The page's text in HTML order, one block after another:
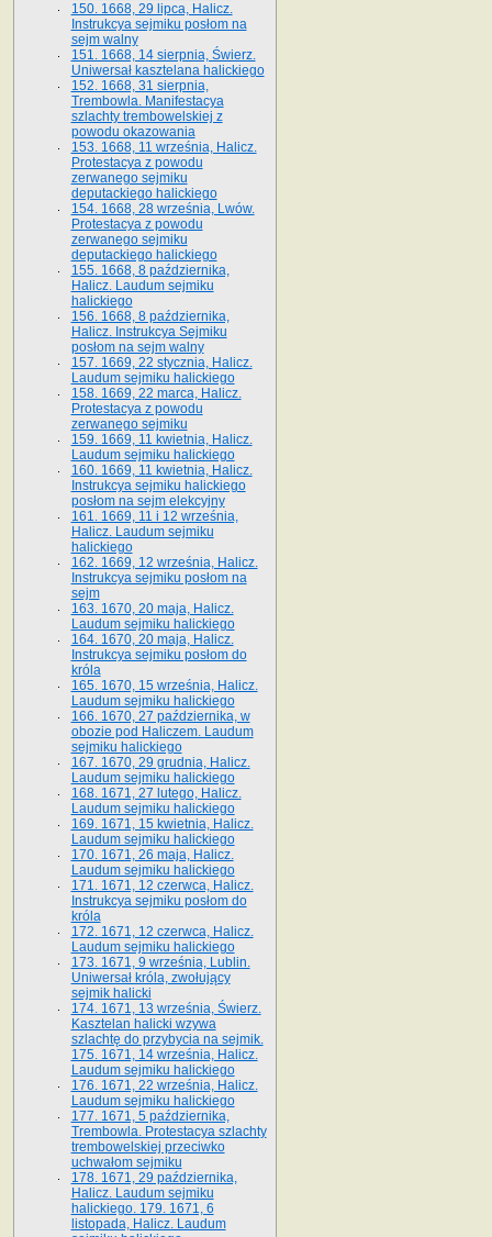
150. 1668, 29 lipca, Halicz.
Instrukcya sejmiku posłom na
sejm walny
151. 1668, 14 sierpnia, Świerz.
Uniwersał kasztelana halickiego
152. 1668, 31 sierpnia,
Trembowla. Manifestacya
szlachty trembowelskiej z
powodu okazowania
153. 1668, 11 września, Halicz.
Protestacya z powodu
zerwanego sejmiku
deputackiego halickiego
154. 1668, 28 września, Lwów.
Protestacya z powodu
zerwanego sejmiku
deputackiego halickiego
155. 1668, 8 października,
Halicz. Laudum sejmiku
halickiego
156. 1668, 8 października,
Halicz. Instrukcya Sejmiku
posłom na sejm walny
157. 1669, 22 stycznia, Halicz.
Laudum sejmiku halickiego
158. 1669, 22 marca, Halicz.
Protestacya z powodu
zerwanego sejmiku
159. 1669, 11 kwietnia, Halicz.
Laudum sejmiku halickiego
160. 1669, 11 kwietnia, Halicz.
Instrukcya sejmiku halickiego
posłom na sejm elekcyjny
161. 1669, 11 i 12 września,
Halicz. Laudum sejmiku
halickiego
162. 1669, 12 września, Halicz.
Instrukcya sejmiku posłom na
sejm
163. 1670, 20 maja, Halicz.
Laudum sejmiku halickiego
164. 1670, 20 maja, Halicz.
Instrukcya sejmiku posłom do
króla
165. 1670, 15 września, Halicz.
Laudum sejmiku halickiego
166. 1670, 27 października, w
obozie pod Haliczem. Laudum
sejmiku halickiego
167. 1670, 29 grudnia, Halicz.
Laudum sejmiku halickiego
168. 1671, 27 lutego, Halicz.
Laudum sejmiku halickiego
169. 1671, 15 kwietnia, Halicz.
Laudum sejmiku halickiego
170. 1671, 26 maja, Halicz.
Laudum sejmiku halickiego
171. 1671, 12 czerwca, Halicz.
Instrukcya sejmiku posłom do
króla
172. 1671, 12 czerwca, Halicz.
Laudum sejmiku halickiego
173. 1671, 9 września, Lublin.
Uniwersał króla, zwołujący
sejmik halicki
174. 1671, 13 września, Świerz.
Kasztelan halicki wzywa
szlachtę do przybycia na sejmik.
175. 1671, 14 września, Halicz.
Laudum sejmiku halickiego
176. 1671, 22 września, Halicz.
Laudum sejmiku halickiego
177. 1671, 5 października,
Trembowla. Protestacya szlachty
trembowelskiej przeciwko
uchwałom sejmiku
178. 1671, 29 października,
Halicz. Laudum sejmiku
halickiego. 179. 1671, 6
listopada, Halicz. Laudum